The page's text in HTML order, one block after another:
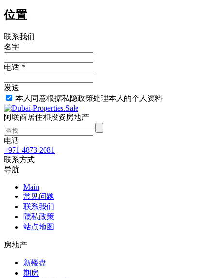
位置
联系我们
名字
电话 *
发送
本人同意根据私隐政策处理本人的个人资料
阿联酋居住和投资房地产
电话
+971 4873 2081
联系方式
导航
Main
常见问题
联系我们
隱私政策
站点地图
房地产
新楼盘
期房